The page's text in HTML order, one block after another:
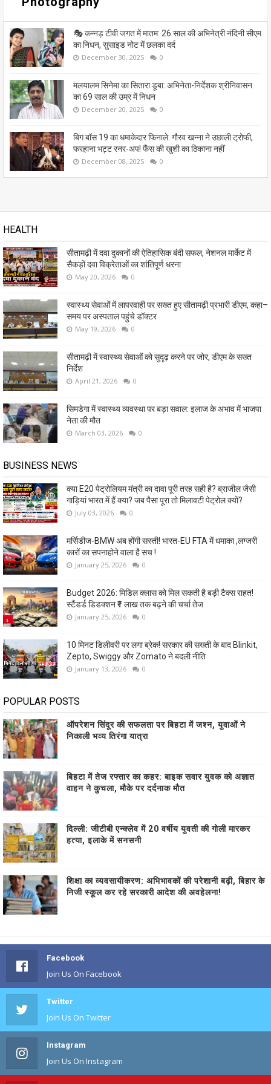
🎭 कन्नड़ टीवी जगत में मातम: 26 साल की अभिनेत्री नंदिनी सीएम
का निधन, सुसाइड नोट में छलका दर्द
December 30, 2025 0
मलयालम सिनेमा का सितारा डूबा: अभिनेता-निर्देशक श्रीनिवासन
का 69 साल की उम्र में निधन
December 20, 2025 0
बिग बॉस 19 का धमाकेदार फिनाले: गौरव खन्ना ने उछाली ट्रोफी,
फरहाना भट्ट रनर-अप! फैंस की खुशी का ठिकाना नहीं
December 08, 2025 0
HEALTH
सीतामढ़ी में दवा दुकानों की ऐतिहासिक बंदी सफल, नेशनल मार्केट में
सैकड़ों दवा विक्रेताओं का शांतिपूर्ण धरना
May 20, 2026 0
स्वास्थ्य सेवाओं में लापरवाही पर सख्त हुए सीतामढ़ी प्रभारी डीएम, कहा–
समय पर अस्पताल पहुंचे डॉक्टर
May 19, 2026 0
सीतामढ़ी में स्वास्थ्य सेवाओं को सुदृढ़ करने पर जोर, डीएम के सख्त
निर्देश
April 21, 2026 0
सिमडेगा में स्वास्थ्य व्यवस्था पर बड़ा सवाल: इलाज के अभाव में भाजपा
नेता की मौत
March 03, 2026 0
BUSINESS NEWS
क्या E20 पेट्रोलियम मंत्री का दावा पूरी तरह सही है? ब्राजील जैसी
गाड़ियां भारत में हैं क्या? जब पैसा पूरा तो मिलावटी पेट्रोल क्यों?
July 03, 2026 0
मर्सिडीज-BMW अब होंगी सस्ती! भारत-EU FTA में धमाका ,लग्जरी
कारों का सपनाहोने वाला है सच !
January 25, 2026 0
Budget 2026: मिडिल क्लास को मिल सकती है बड़ी टैक्स राहत!
स्टैंडर्ड डिडक्शन ₹1 लाख तक बढ़ने की चर्चा तेज
January 25, 2026 0
10 मिनट डिलीवरी पर लगा ब्रेक! सरकार की सख्ती के बाद Blinkit,
Zepto, Swiggy और Zomato ने बदली नीति
January 13, 2026 0
POPULAR POSTS
ऑपरेशन सिंदूर की सफलता पर बिहटा में जश्न, युवाओं ने
निकाली भव्य तिरंगा यात्रा
बिहटा में तेज रफ्तार का कहर: बाइक सवार युवक को अज्ञात
वाहन ने कुचला, मौके पर दर्दनाक मौत
दिल्ली: जीटीबी एन्क्लेव में 20 वर्षीय युवती की गोली मारकर
हत्या, इलाके में सनसनी
शिक्षा का व्यवसायीकरण: अभिभावकों की परेशानी बढ़ी, बिहार के
निजी स्कूल कर रहे सरकारी आदेश की अवहेलना!
Facebook
Join Us On Facebook
Twitter
Join Us On Twitter
Instagram
Join Us On Instagram